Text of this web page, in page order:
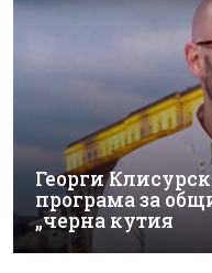
Георги
програма за
„черна кутия